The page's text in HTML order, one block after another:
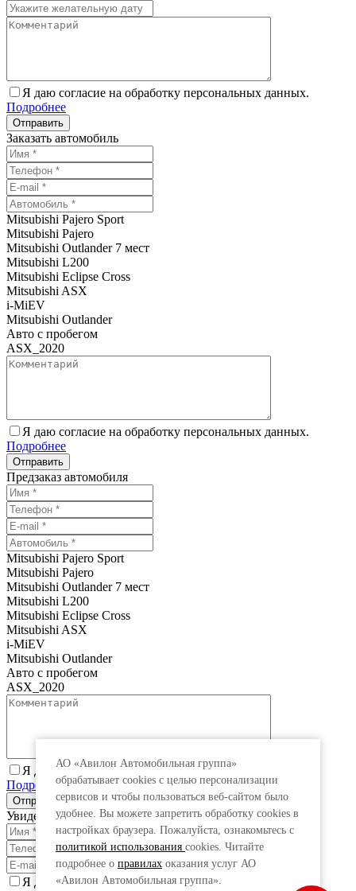
АО «Авилон Автомобильная группа»
обрабатывает cookies с целью персонализации
сервисов и чтобы пользоваться веб-сайтом было
удобнее. Вы можете запретить обработку сookies в
настройках браузера. Пожалуйста, ознакомьтесь с
политикой использования cookies. Читайте
подробнее о правилахоказания услуг АО
«Авилон Автомобильная группа».
Я даю согласие на обработку персональных данных.
Подробнее
Заказать автомобиль
Mitsubishi Pajero Sport
Mitsubishi Pajero
Mitsubishi Outlander 7 мест
Mitsubishi L200
Mitsubishi Eclipse Cross
Mitsubishi ASX
i-MiEV
Mitsubishi Outlander
Авто с пробегом
ASX_2020
Я даю согласие на обработку персональных данных.
Подробнее
Предзаказ автомобиля
Mitsubishi Pajero Sport
Mitsubishi Pajero
Mitsubishi Outlander 7 мест
Mitsubishi L200
Mitsubishi Eclipse Cross
Mitsubishi ASX
i-MiEV
Mitsubishi Outlander
Авто с пробегом
ASX_2020
Я даю согласие на обработку персональных данных.
Подробнее
Увидеть специальную цену
Я даю согласие на обработку персональных данных.